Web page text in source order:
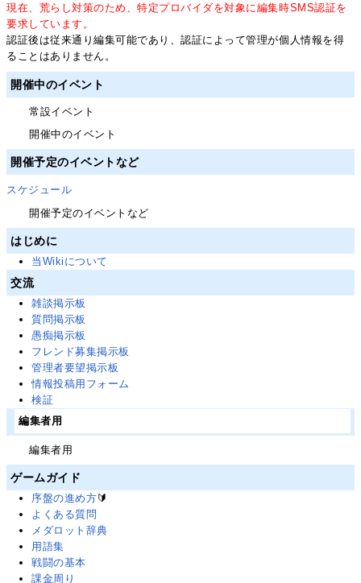
現在、荒らし対策のため、特定プロバイダを対象に編集時SMS認証を
要求しています。
認証後は従来通り編集可能であり、認証によって管理が個人情報を得
ることはありません。
開催中のイベント
常設イベント
開催中のイベント
開催予定のイベントなど
スケジュール
開催予定のイベントなど
はじめに
当Wikiについて
交流
雑談掲示板
質問掲示板
愚痴掲示板
フレンド募集掲示板
管理者要望掲示板
情報投稿用フォーム
検証
編集者用
編集者用
ゲームガイド
序盤の進め方🔰
よくある質問
メダロット辞典
用語集
戦闘の基本
課金周り